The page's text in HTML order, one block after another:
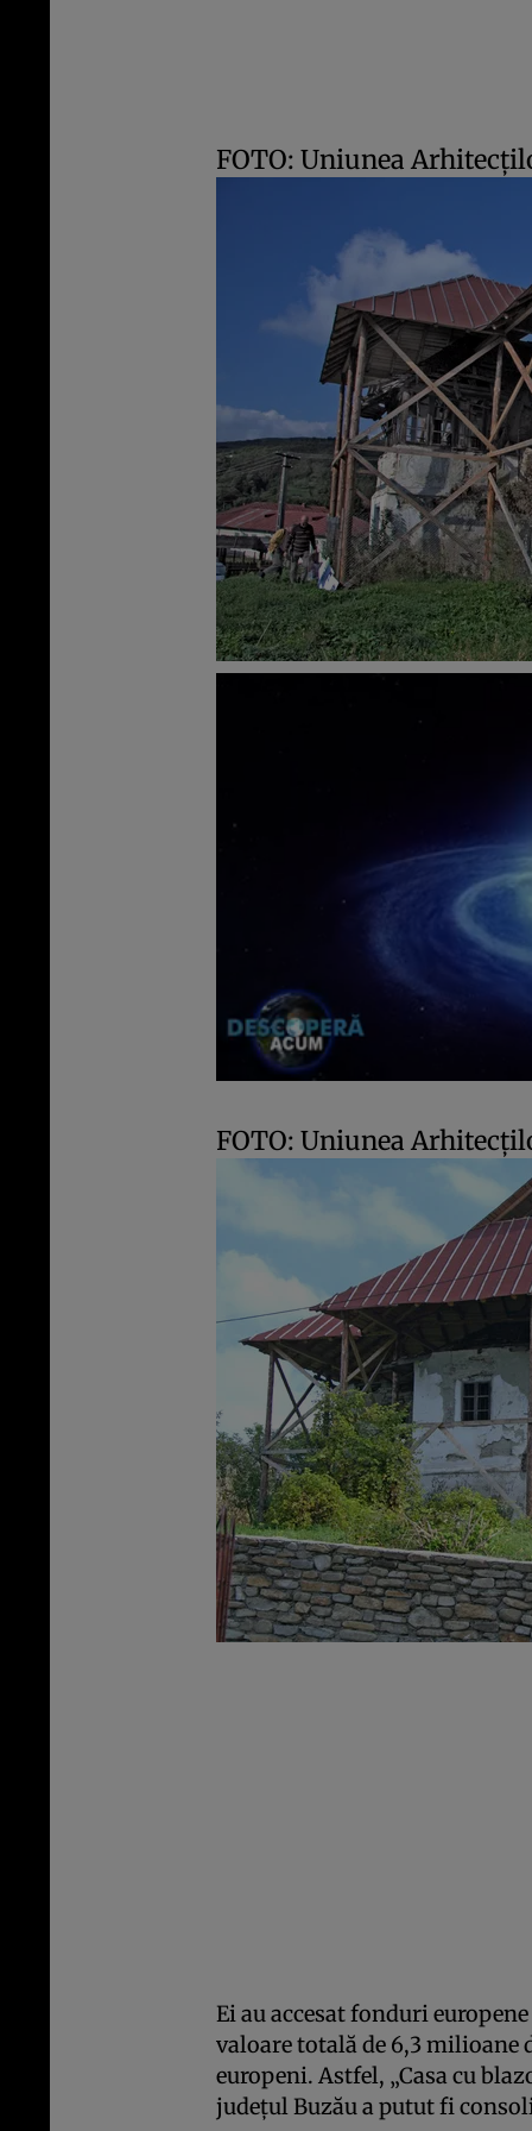
FOTO: Uniunea
FOTO: Uniunea
Ei au accesat fonduri
valoare totală de 6,3 milioane
europeni. Astfel, „Casa cu
judeţul Buzău a putut fi